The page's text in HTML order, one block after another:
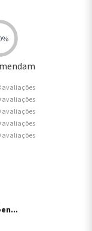
avaliações
avaliações
avaliações
avaliações
avaliações